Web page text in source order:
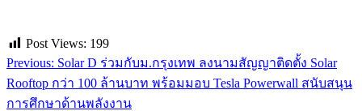
Post Views: 199
แนะแนว
เรื่อง
Previous: Solar D ร่วมกับม.กรุงเทพ ลงนามสัญญาติดตั้ง Solar
Rooftop กว่า 100 ล้านบาท พร้อมมอบ Tesla Powerwall สนับสนุน
การศึกษาด้านพลังงาน